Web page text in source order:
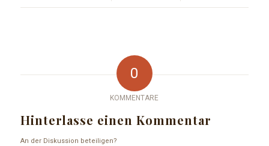
0
KOMMENTARE
Hinterlasse einen Kommentar
An der Diskussion beteiligen?